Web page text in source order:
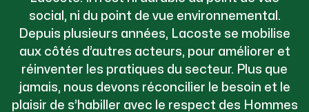
social, ni du point de vue environnemental.
Depuis plusieurs années, Lacoste se mobilise
aux côtés d’autres acteurs, pour améliorer et
réinventer les pratiques du secteur. Plus que
jamais, nous devons réconcilier le besoin et le
plaisir de s’habiller avec le respect des Hommes